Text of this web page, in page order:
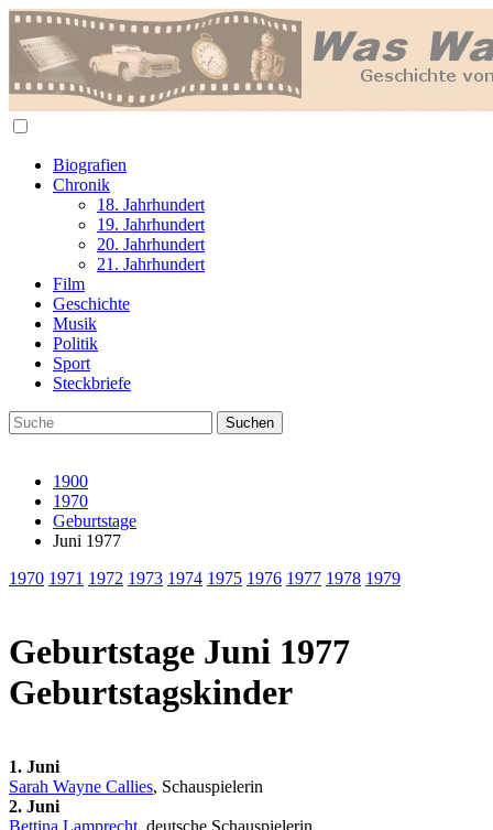
Biografien
Chronik
18. Jahrhundert
19. Jahrhundert
20. Jahrhundert
21. Jahrhundert
Film
Geschichte
Musik
Politik
Sport
Steckbriefe
1900
1970
Geburtstage
Juni 1977
1970 1971 1972 1973 1974 1975 1976 1977 1978 1979
Geburtstage Juni 1977
Geburtstagskinder
1. Juni
Sarah Wayne Callies, Schauspielerin
2. Juni
Bettina Lamprecht, deutsche Schauspielerin